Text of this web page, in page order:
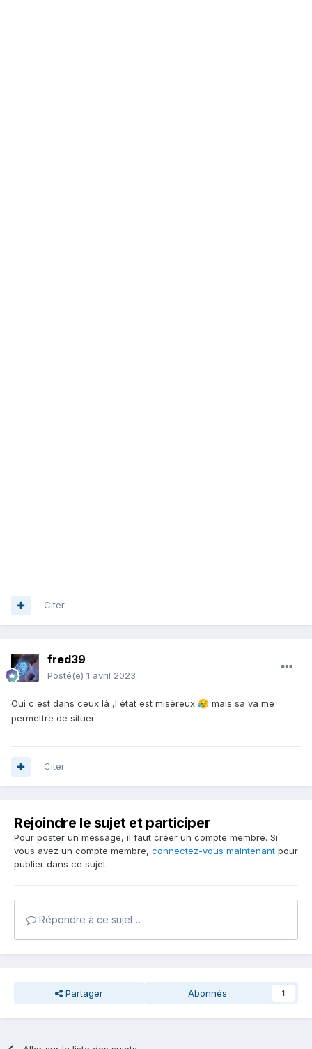
Citer
fred39
Posté(e) 1 avril 2023
Oui c est dans ceux là ,l état est miséreux 😥 mais sa va me
permettre de situer
Citer
Rejoindre le sujet et participer
Pour poster un message, il faut créer un compte membre. Si
vous avez un compte membre, connectez-vous maintenant pour
publier dans ce sujet.
Répondre à ce sujet…
Partager Abonnés 1